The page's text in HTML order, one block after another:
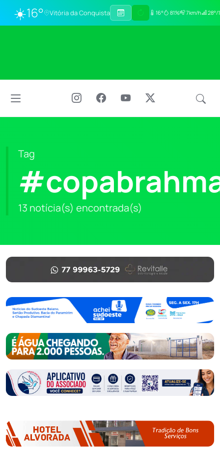
☀️16° Vitória da Conquista 16° 81% 7km/h 28°/
Tag
13 notícia(s) encontrada(s)